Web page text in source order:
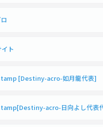
ト
[Destiny-acro-如月龍代表]
acro-日向よし代表